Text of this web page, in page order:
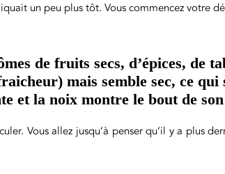
un peu plus tôt. Vous commencez votre
de fruits secs, d’épices, de
mais semble sec, ce
et la noix montre le bout de
Vous allez jusqu’à penser qu’il y a plus